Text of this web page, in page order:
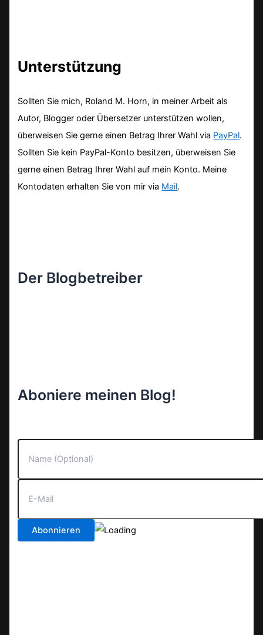
Unterstützung
Sollten Sie mich, Roland M. Horn, in meiner Arbeit als
Autor, Blogger oder Übersetzer unterstützen wollen,
überweisen Sie gerne einen Betrag Ihrer Wahl via PayPal.
Sollten Sie kein PayPal-Konto besitzen, überweisen Sie
gerne einen Betrag Ihrer Wahl auf mein Konto. Meine
Kontodaten erhalten Sie von mir via Mail.
Der Blogbetreiber
Aboniere meinen Blog!